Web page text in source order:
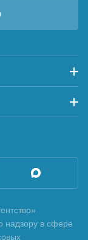
надзору в сфере